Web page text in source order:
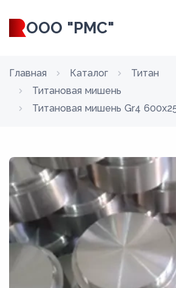
ООО "РМС"
Главная Каталог
Титан
Титановая мишень
Титановая мишень Gr4